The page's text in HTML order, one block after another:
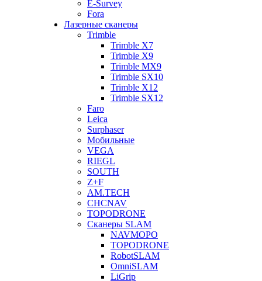
E-Survey
Fora
Лазерные сканеры
Trimble
Trimble X7
Trimble X9
Trimble MX9
Trimble SX10
Trimble X12
Trimble SX12
Faro
Leica
Surphaser
Мобильные
VEGA
RIEGL
SOUTH
Z+F
AM.TECH
CHCNAV
TOPODRONE
Сканеры SLAM
NAVMOPO
TOPODRONE
RobotSLAM
OmniSLAM
LiGrip